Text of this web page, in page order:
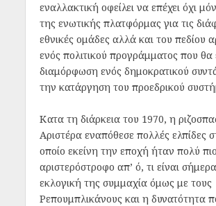
εναλλακτική οφείλει να επέχει όχι
της ενωτικής πλατφόρμας για τις
εθνικές ομάδες αλλά και του πεδίου
ενός πολιτικού προγράμματος που θα
διαμόρφωση ενός δημοκρατικού
την κατάργηση του προεδρικού
Κατα τη διάρκεια του 1970, η
Αριστέρα εναπόθεσε πολλές ελπίδες
οποίο εκείνη την εποχή ήταν πολύ πιο
αριστερόστροφο απ’ ό, τι είναι
εκλογική της συμμαχία όμως με τους
Ρεπουμπλικάνους και η δυνατότητα